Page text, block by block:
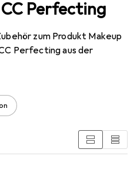
Perfecting
zum Produkt Makeup
Perfecting aus der